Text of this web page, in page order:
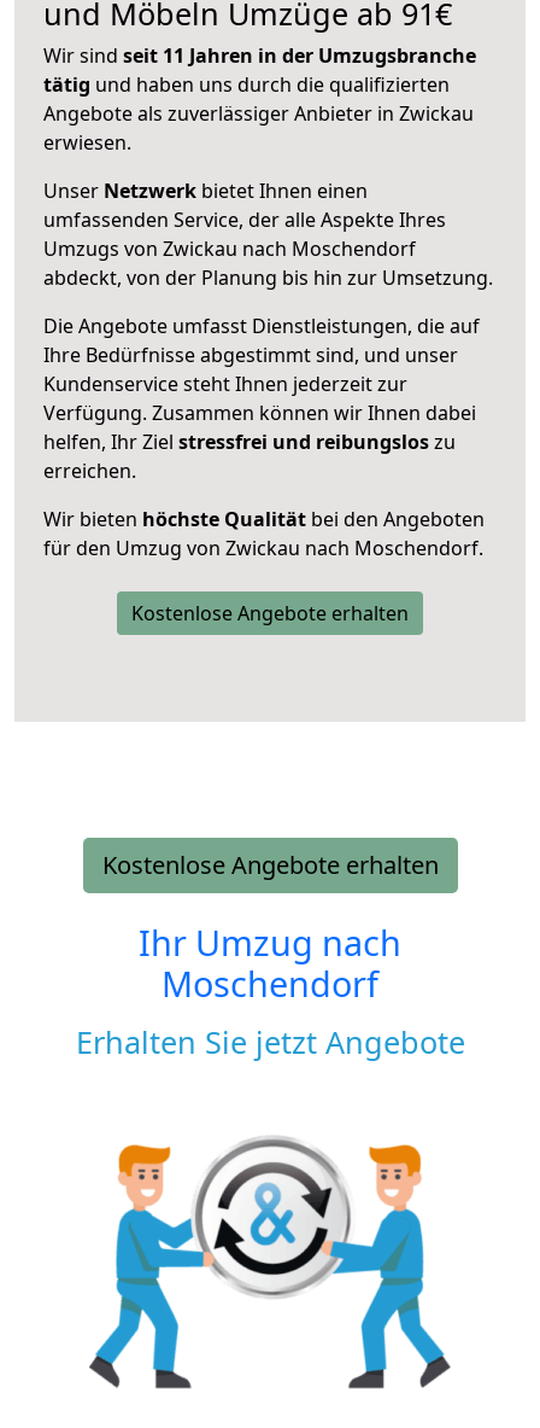
und Möbeln Umzüge ab 91€
Wir sind seit 11 Jahren in der Umzugsbranche
tätig und haben uns durch die qualifizierten
Angebote als zuverlässiger Anbieter in Zwickau
erwiesen.
Unser Netzwerk bietet Ihnen einen
umfassenden Service, der alle Aspekte Ihres
Umzugs von Zwickau nach Moschendorf
abdeckt, von der Planung bis hin zur Umsetzung.
Die Angebote umfasst Dienstleistungen, die auf
Ihre Bedürfnisse abgestimmt sind, und unser
Kundenservice steht Ihnen jederzeit zur
Verfügung. Zusammen können wir Ihnen dabei
helfen, Ihr Ziel stressfrei und reibungsloszu
erreichen.
Wir bieten höchste Qualität bei den Angeboten
für den Umzug von Zwickau nach Moschendorf.
Kostenlose Angebote erhalten
Kostenlose Angebote erhalten
Ihr Umzug nach
Moschendorf
Erhalten Sie jetzt Angebote